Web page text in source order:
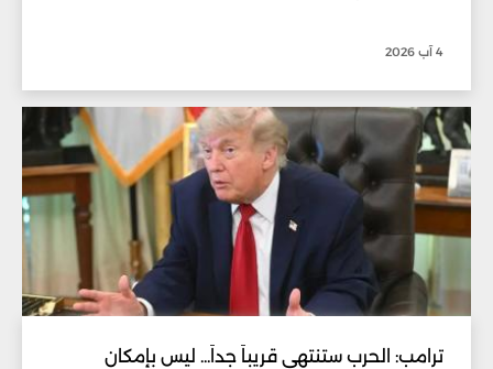
4 آب 2026
ترامب: الحرب ستنتهي قريباً جداً... ليس بإمكان